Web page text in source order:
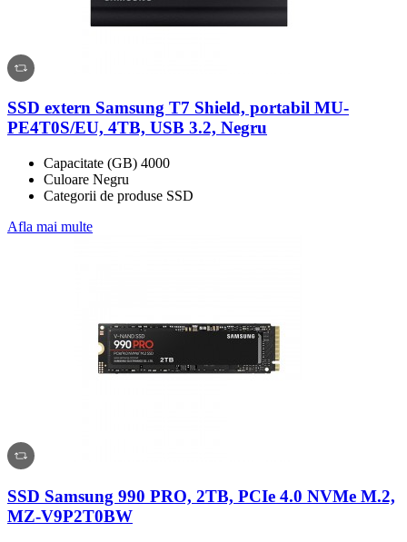
SSD extern Samsung T7 Shield, portabil MU-
PE4T0S/EU, 4TB, USB 3.2, Negru
Capacitate (GB) 4000
Culoare Negru
Categorii de produse SSD
Afla mai multe
SSD Samsung 990 PRO, 2TB, PCIe 4.0 NVMe M.2,
MZ-V9P2T0BW